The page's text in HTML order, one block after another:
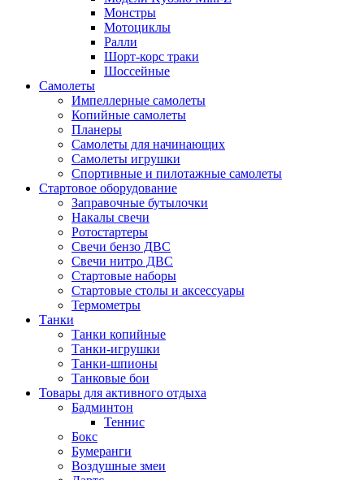
Монстры
Мотоциклы
Ралли
Шорт-корс траки
Шоссейные
Самолеты
Импеллерные самолеты
Копийные самолеты
Планеры
Самолеты для начинающих
Самолеты игрушки
Спортивные и пилотажные самолеты
Стартовое оборудование
Заправочные бутылочки
Накалы свечи
Ротостартеры
Свечи бензо ДВС
Свечи нитро ДВС
Стартовые наборы
Стартовые столы и аксессуары
Термометры
Танки
Танки копийные
Танки-игрушки
Танки-шпионы
Танковые бои
Товары для активного отдыха
Бадминтон
Теннис
Бокс
Бумеранги
Воздушные змеи